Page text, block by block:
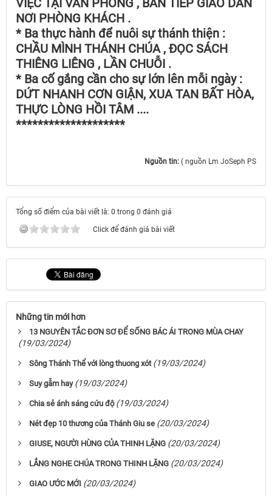
NƠI PHÒNG KHÁCH .
* Ba thực hành để nuôi sự thánh thiện :
CHẦU MÌNH THÁNH CHÚA , ĐỌC SÁCH
THIÊNG LIÊNG , LẦN CHUỖI .
* Ba cố gắng cần cho sự lớn lên mỗi ngày :
DỨT NHANH CƠN GIẬN, XUA TAN BẤT HÒA,
THỰC LÒNG HỒI TÂM ....
********************
Nguồn tin: ( nguồn Lm JoSeph PS
Tổng số điểm của bài viết là: 0 trong 0 đánh giá
Click để đánh giá bài viết
Những tin mới hơn
13 NGUYÊN TẮC ĐƠN SƠ ĐỂ SỐNG BÁC ÁI TRONG MÙA CHAY
(19/03/2024)
Sông Thánh Thể với lòng thuong xót (19/03/2024)
Suy gẫm hay (19/03/2024)
Chia sẻ ánh sáng cứu độ (19/03/2024)
Nét đẹp 10 thương của Thánh Giu se (20/03/2024)
GIUSE, NGƯỜI HÙNG CỦA THINH LẶNG (20/03/2024)
LẮNG NGHE CHÚA TRONG THINH LẶNG (20/03/2024)
GIAO ƯỚC MỚI (20/03/2024)